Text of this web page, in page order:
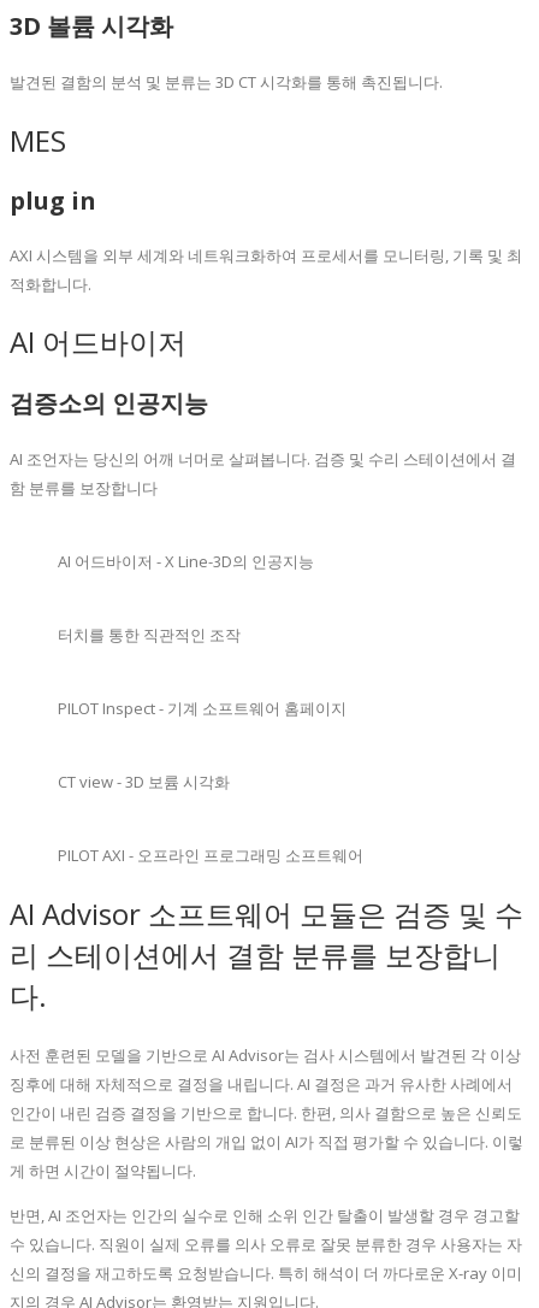
3D 볼륨 시각화
발견된 결함의 분석 및 분류는 3D CT 시각화를 통해 촉진됩니다.
MES
plug in
AXI 시스템을 외부 세계와 네트워크화하여 프로세서를 모니터링, 기록 및 최
적화합니다.
AI 어드바이저
검증소의 인공지능
AI 조언자는 당신의 어깨 너머로 살펴봅니다. 검증 및 수리 스테이션에서 결
함 분류를 보장합니다
AI 어드바이저 - X Line-3D의 인공지능
터치를 통한 직관적인 조작
PILOT Inspect - 기계 소프트웨어 홈페이지
CT view - 3D 보륨 시각화
PILOT AXI - 오프라인 프로그래밍 소프트웨어
AI Advisor 소프트웨어 모듈은 검증 및 수
리 스테이션에서 결함 분류를 보장합니
다.
사전 훈련된 모델을 기반으로 AI Advisor는 검사 시스템에서 발견된 각 이상
징후에 대해 자체적으로 결정을 내립니다. AI 결정은 과거 유사한 사례에서
인간이 내린 검증 결정을 기반으로 합니다. 한편, 의사 결함으로 높은 신뢰도
로 분류된 이상 현상은 사람의 개입 없이 AI가 직접 평가할 수 있습니다. 이렇
게 하면 시간이 절약됩니다.
반면, AI 조언자는 인간의 실수로 인해 소위 인간 탈출이 발생할 경우 경고할
수 있습니다. 직원이 실제 오류를 의사 오류로 잘못 분류한 경우 사용자는 자
신의 결정을 재고하도록 요청받습니다. 특히 해석이 더 까다로운 X-ray 이미
지의 경우 AI Advisor는 환영받는 지원입니다.